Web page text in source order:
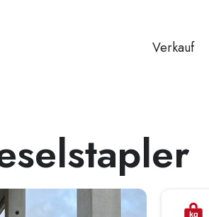
Verkauf
kg